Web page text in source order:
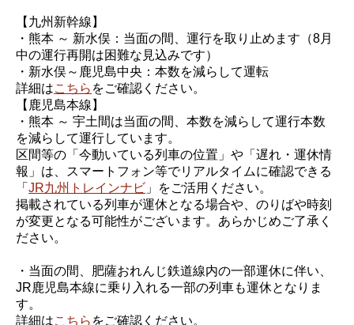
【九州新幹線】
・熊本 ～ 新水俣：当面の間、運行を取り止めます（8月
中の運行再開は困難な見込みです）
・新水俣～鹿児島中央：本数を減らして運転
詳細はこちら をご確認ください。
【鹿児島本線】
・熊本 ～ 宇土間は当面の間、本数を減らして運行本数
を減らして運行しています。
区間等の「今動いている列車の位置」や「遅れ・運休情
報」は、スマートフォン等でリアルタイムに確認できる
「JR九州トレインナビ 」をご活用ください。
掲載されている列車が運休となる場合や、のりばや時刻
が変更となる可能性がございます。あらかじめご了承く
ださい。
・当面の間、肥薩おれんじ鉄道線内の一部運休に伴い、
JR鹿児島本線に乗り入れる一部の列車も運休となりま
す。
詳細はこちら をご確認ください。